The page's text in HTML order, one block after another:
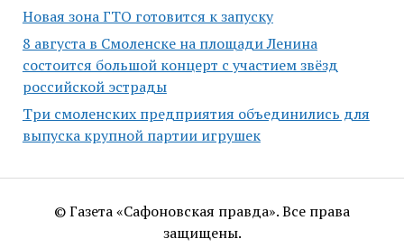
Новая зона ГТО готовится к запуску
8 августа в Смоленске на площади Ленина
состоится большой концерт с участием звёзд
российской эстрады
Три смоленских предприятия объединились для
выпуска крупной партии игрушек
© Газета «Сафоновская правда». Все права
защищены.